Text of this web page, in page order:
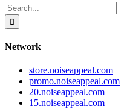
Search
for:
Network
store.noiseappeal.com
promo.noiseappeal.com
20.noiseappeal.com
15.noiseappeal.com